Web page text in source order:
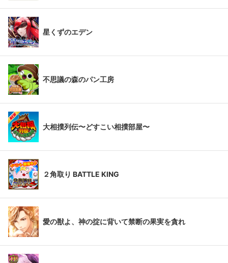
星くずのエデン
不思議の森のパン工房
大相撲列伝〜どすこい相撲部屋〜
２角取り BATTLE KING
愛の獣よ、神の掟に背いて禁断の果実を貪れ